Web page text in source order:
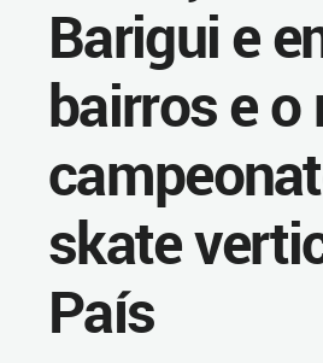
Barigui e
bairros e o
skate
País